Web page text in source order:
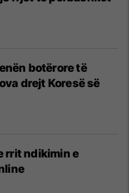
botërore të
drejt Koresë së
rrit ndikimin e